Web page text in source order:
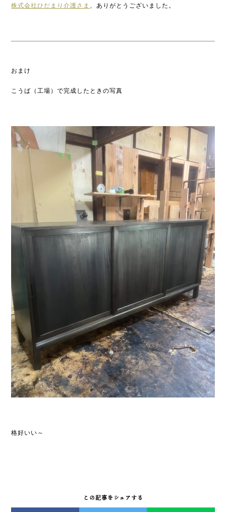
株式会社ひだまり介護さま 、ありがとうございました。
おまけ
こうば（工場）で完成したときの写真
格好いい～
この記事をシェアする